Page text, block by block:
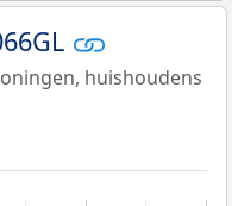
huishoudens